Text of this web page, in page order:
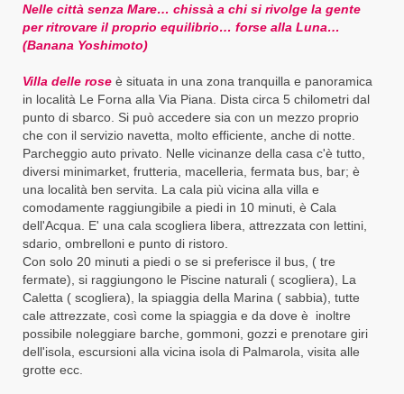
Nelle città senza Mare… chissà a chi si rivolge la gente
per ritrovare il proprio equilibrio… forse alla Luna…
(Banana Yoshimoto)
Villa delle rose è situata in una zona tranquilla e panoramica
in località Le Forna alla Via Piana. Dista circa 5 chilometri dal
punto di sbarco. Si può accedere sia con un mezzo proprio
che con il servizio navetta, molto efficiente, anche di notte.
Parcheggio auto privato. Nelle vicinanze della casa c'è tutto,
diversi minimarket, frutteria, macelleria, fermata bus, bar; è
una località ben servita. La cala più vicina alla villa e
comodamente raggiungibile a piedi in 10 minuti, è Cala
dell'Acqua. E' una cala scogliera libera, attrezzata con lettini,
sdario, ombrelloni e punto di ristoro.
Con solo 20 minuti a piedi o se si preferisce il bus, ( tre
fermate), si raggiungono le Piscine naturali ( scogliera), La
Caletta ( scogliera), la spiaggia della Marina ( sabbia), tutte
cale attrezzate, così come la spiaggia e da dove è inoltre
possibile noleggiare barche, gommoni, gozzi e prenotare giri
dell'isola, escursioni alla vicina isola di Palmarola, visita alle
grotte ecc.